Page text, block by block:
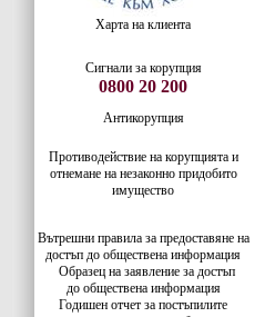
Харта на клиента
Сигнали за корупция
0800 20 200
Антикорупция
Противодействие на корупцията и
отнемане на незаконно придобито
имущество
Вътрешни правила за предоставяне на
достъп до обществена информация
Образец на заявление за достъп
до обществена информация
Годишен отчет за постъпилите